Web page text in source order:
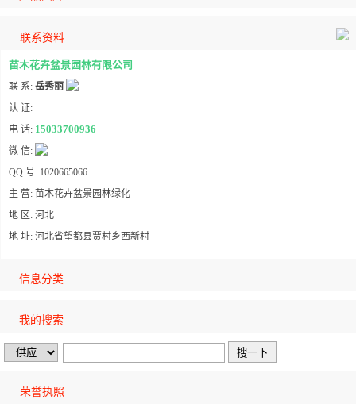
联系资料
苗木花卉盆景园林有限公司
联 系: 岳秀丽
认 证:
电 话: 15033700936
微 信:
QQ 号: 1020665066
主 营: 苗木花卉盆景园林绿化
地 区: 河北
地 址: 河北省望都县贾村乡西新村
信息分类
我的搜索
荣誉执照